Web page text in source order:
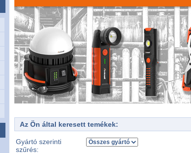
Az Ön által keresett temékek:
Gyártó szerinti
szűrés: